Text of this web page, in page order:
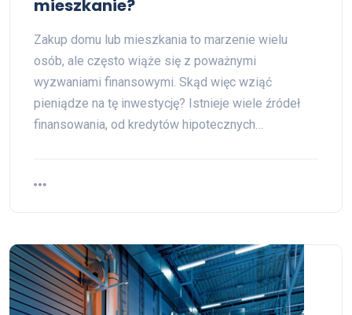
mieszkanie?
Zakup domu lub mieszkania to marzenie wielu
osób, ale często wiąże się z poważnymi
wyzwaniami finansowymi. Skąd więc wziąć
pieniądze na tę inwestycję? Istnieje wiele źródeł
finansowania, od kredytów hipotecznych…